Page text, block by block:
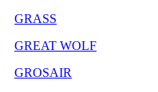
GRASS
GREAT WOLF
GROSAIR